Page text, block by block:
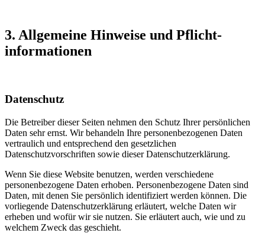
3. Allgemeine Hinweise und Pflicht­
informationen
Datenschutz
Die Betreiber dieser Seiten nehmen den Schutz Ihrer persönlichen
Daten sehr ernst. Wir behandeln Ihre personenbezogenen Daten
vertraulich und entsprechend den gesetzlichen
Datenschutzvorschriften sowie dieser Datenschutzerklärung.
Wenn Sie diese Website benutzen, werden verschiedene
personenbezogene Daten erhoben. Personenbezogene Daten sind
Daten, mit denen Sie persönlich identifiziert werden können. Die
vorliegende Datenschutzerklärung erläutert, welche Daten wir
erheben und wofür wir sie nutzen. Sie erläutert auch, wie und zu
welchem Zweck das geschieht.